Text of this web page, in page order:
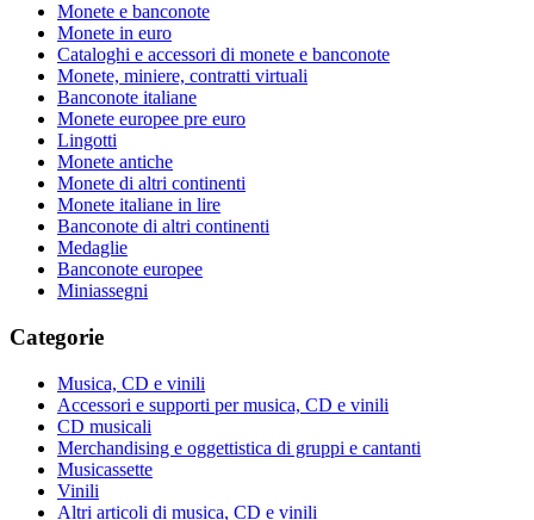
Monete e banconote
Monete in euro
Cataloghi e accessori di monete e banconote
Monete, miniere, contratti virtuali
Banconote italiane
Monete europee pre euro
Lingotti
Monete antiche
Monete di altri continenti
Monete italiane in lire
Banconote di altri continenti
Medaglie
Banconote europee
Miniassegni
Categorie
Musica, CD e vinili
Accessori e supporti per musica, CD e vinili
CD musicali
Merchandising e oggettistica di gruppi e cantanti
Musicassette
Vinili
Altri articoli di musica, CD e vinili